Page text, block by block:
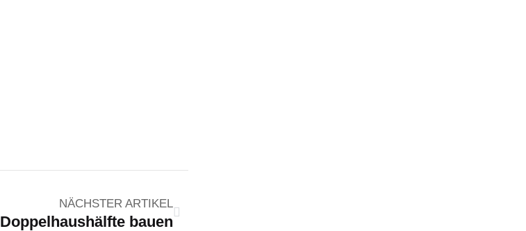
NÄCHSTER ARTIKEL
Doppelhaushälfte bauen